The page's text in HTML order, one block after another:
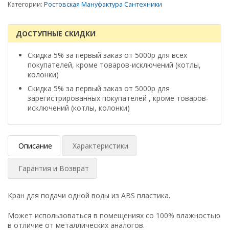
Категории: Ростовская Мануфактура Сантехники
ДОСТУПНЫЕ СКИДКИ
Скидка 5% за первый заказ от 5000р для всех
покупателей, кроме товаров-исключений (котлы,
колонки)
Скидка 5% за первый заказ от 5000р для
зарегистрированных покупателей , кроме товаров-
исключений (котлы, колонки)
Описание Характеристики
Гарантия и Возврат
Кран для подачи одной воды из ABS пластика.
Может использоваться в помещениях со 100% влажностью
в отличие от металлических аналогов.